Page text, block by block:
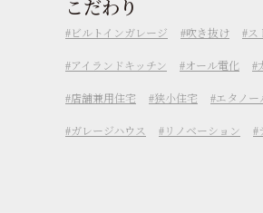
こだわり
ビルトインガレージ 吹き抜け ス
アイランドキッチン オール電化
店舗兼用住宅 狭小住宅 エタノー
ガレージハウス リノベーション